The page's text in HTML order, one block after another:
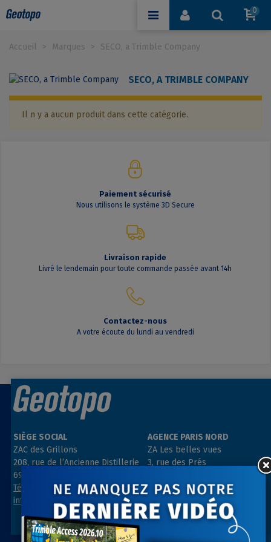
0
Accueil > Marques > SECO, a Trimble Company
SECO, A TRIMBLE COMPANY
Il n y a aucun produit dans cette catégorie.
Paiement sécurisé
Nous utilisons le système 3D Secure
Livraison rapide
Livré le lendemain pour toute commande passée avant 14h
Contactez-nous
A votre écoute du lundi au vendredi
SIÈGE SOCIAL
ZAC des Grillons
208, rue de l’Ancienne Distillerie
69400 GLEIZÉ
Tél : 04 74 69 94 00
info@geotopo.fr
AGENCE PARIS NORD
ZA Les belles vues
3, rue des Prés
Tél : 01 64 55 11 80
contact@geotopo.fr